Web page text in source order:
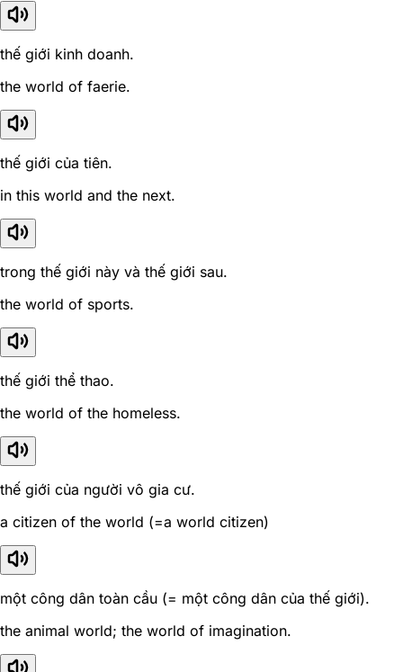
thế giới kinh doanh.
the world of faerie.
thế giới của tiên.
in this world and the next.
trong thế giới này và thế giới sau.
the world of sports.
thế giới thể thao.
the world of the homeless.
thế giới của người vô gia cư.
a citizen of the world (=a world citizen)
một công dân toàn cầu (= một công dân của thế giới).
the animal world; the world of imagination.